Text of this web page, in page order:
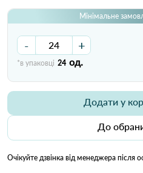
Мінімальне
- +
*в упаковці 24 од.
До
Додати у
Очікуйте дзвінка від менеджера